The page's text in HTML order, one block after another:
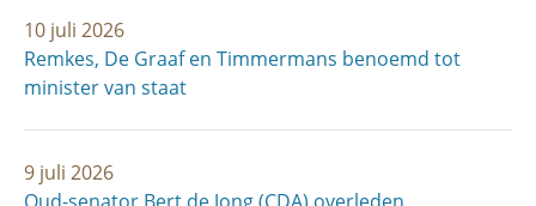
10 juli 2026
Remkes, De Graaf en Timmermans benoemd tot
minister van staat
9 juli 2026